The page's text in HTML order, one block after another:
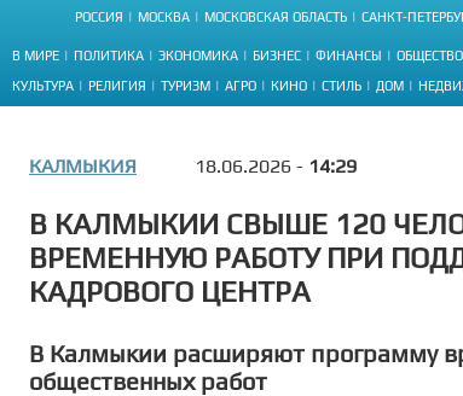
РОССИЯ МОСКВА МОСКОВСКАЯ ОБЛАСТЬ САНКТ-
В МИРЕ ПОЛИТИКА ЭКОНОМИКА БИЗНЕС ФИНАНСЫ ОБЩЕСТВО
КУЛЬТУРА РЕЛИГИЯ ТУРИЗМ АГРО КИНО СТИЛЬ ДОМ
КАЛМЫКИЯ 18.06.2026 - 14:29
В КАЛМЫКИИ СВЫШЕ 120
ВРЕМЕННУЮ РАБОТУ ПРИ
КАДРОВОГО ЦЕНТРА
В Калмыкии расширяют программу
общественных работ